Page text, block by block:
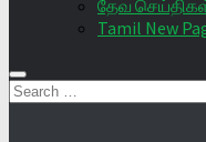
தேவ
Tamil New
Search